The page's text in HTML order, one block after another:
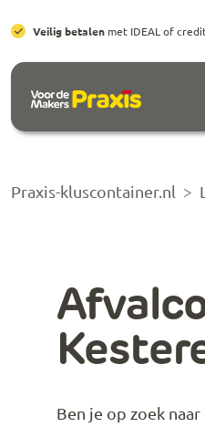
Veilig betalen met IDEAL of
Praxis-kluscontainer.nl
Ben je op zoek